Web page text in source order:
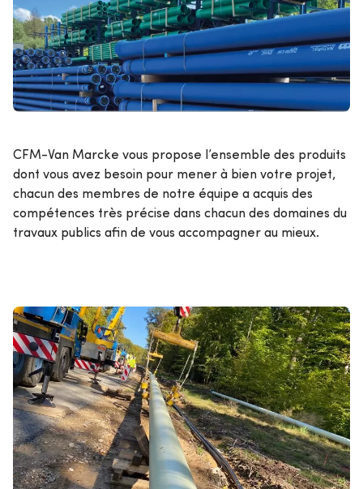
CFM-Van Marcke vous propose l’ensemble des produits
dont vous avez besoin pour mener à bien votre projet,
chacun des membres de notre équipe a acquis des
compétences très précise dans chacun des domaines du
travaux publics afin de vous accompagner au mieux.